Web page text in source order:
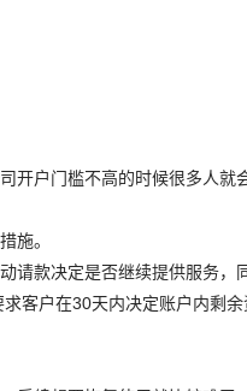
户门槛不高的时候很多人就
施。
请款决定是否继续提供服务，
客户在30天内决定账户内剩余